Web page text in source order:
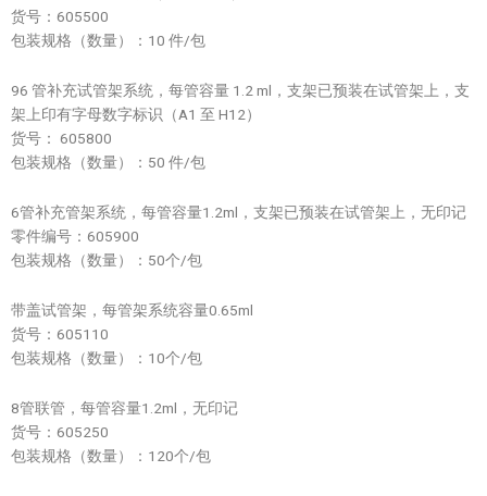
货号：605500
包装规格（数量）：10 件/包
96 管补充试管架系统，每管容量 1.2 ml，支架已预装在试管架上，支
架上印有字母数字标识（A1 至 H12）
货号： 605800
包装规格（数量）：50 件/包
6管补充管架系统，每管容量1.2ml，支架已预装在试管架上，无印记
零件编号：605900
包装规格（数量）：50个/包
带盖试管架，每管架系统容量0.65ml
货号：605110
包装规格（数量）：10个/包
8管联管，每管容量1.2ml，无印记
货号：605250
包装规格（数量）：120个/包